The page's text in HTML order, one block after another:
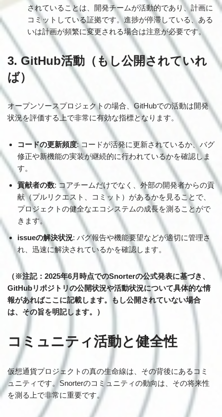
されていることは、開発チームが活動的であり、計画に
コミットしている証拠です。進捗が停滞している、ある
いは計画が頻繁に変更される場合は注意が必要です。
3. GitHub活動（もし公開されていれ
ば）
オープンソースプロジェクトの場合、GitHubでの活動は開発
状況を評価する上で非常に有効な指標となります。
コードの更新頻度: コードが活発に更新されているか、バグ
修正や新機能の実装が継続的に行われているかを確認しま
す。
貢献者の数: コアチームだけでなく、外部の開発者からの貢
献（プルリクエスト、コミット）があるかを見ることで、
プロジェクトの健全なエコシステムの成長を測ることがで
きます。
issueの解決状況: バグ報告や機能要望などが適切に管理さ
れ、迅速に解決されているかを確認します。
（※注記：2025年6月時点でのSnorterの公式発表に基づき、
GitHubリポジトリの公開状況や活動状況について具体的な情
報があればここに記載します。もし公開されていない場合
は、その旨を明記します。）
コミュニティ活動と健全性
仮想通貨プロジェクトの真の生命線は、その背後にあるコミ
ュニティです。Snorterのコミュニティの動向は、その将来性
を測る上で非常に重要です。